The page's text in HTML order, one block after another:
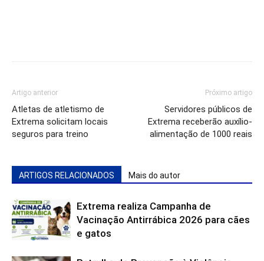
Artigo anterior
Atletas de atletismo de
Extrema solicitam locais
seguros para treino
Próximo artigo
Servidores públicos de
Extrema receberão auxílio-
alimentação de 1000 reais
ARTIGOS RELACIONADOS Mais do autor
Extrema realiza Campanha de
Vacinação Antirrábica 2026 para cães
e gatos